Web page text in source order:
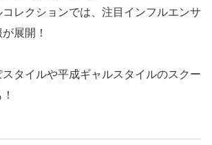
レクションでは、注目インフルエンサ
展開！
タイルや平成ギャルスタイルのスクー